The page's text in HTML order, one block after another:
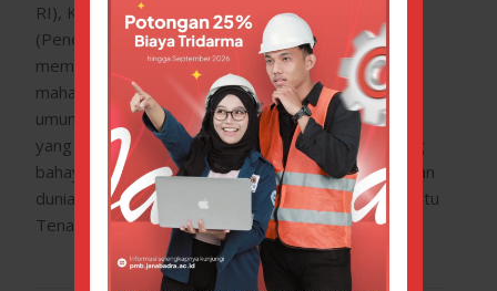
RI), Ka. KESBANGPOL DIY, Siti Darojatul Aliah
(Peneliti SeRVE Indonesia) bertujuan untuk
memberikan pemahaman kepada kepada seluruh
mahasiswa khususnya dan masyarakat pada
umumnya tentang pentingnya memahami nilai-nilai
yang terkandung dalam sila pancasila serta tentang
bahaya paham radikal terhadap dunia pendidikan dan
dunia kerja khususnya bagi pahlawan devisa kita yaitu
Tenaga Kerja Wanita (TKW).(Humas UJB)